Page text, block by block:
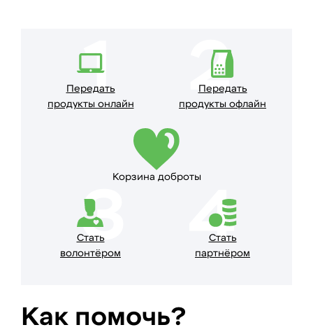
1
Передать
продукты онлайн
2
Передать
продукты офлайн
3
Стать
волонтёром
4
Стать
партнёром
Корзина доброты
Как помочь?